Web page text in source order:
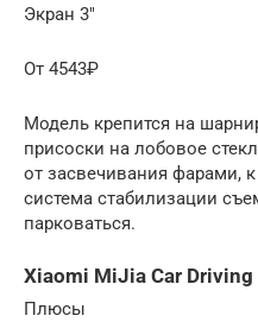
Экран 3″
От 4543₽
Модель крепится на
присоски на лобовое
от засвечивания фарами,
система стабилизации
парковаться.
Xiaomi MiJia Car Driving
Плюсы